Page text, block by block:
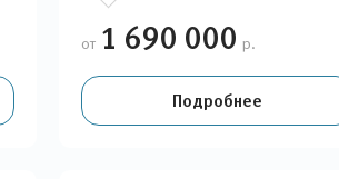
от 1 690 000 р.
Подробнее